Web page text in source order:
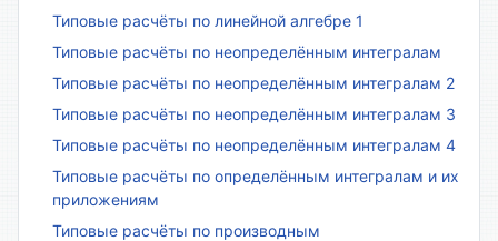
Типовые расчёты по линейной алгебре 1
Типовые расчёты по неопределённым интегралам
Типовые расчёты по неопределённым интегралам 2
Типовые расчёты по неопределённым интегралам 3
Типовые расчёты по неопределённым интегралам 4
Типовые расчёты по определённым интегралам и их
приложениям
Типовые расчёты по производным